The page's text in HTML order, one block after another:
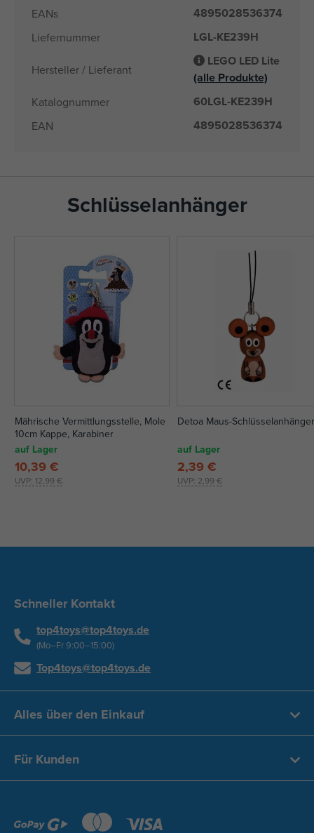
EANs 4895028536374
Liefernummer LGL-KE239H
Hersteller / Lieferant
LEGO LED Lite
(alle Produkte)
Katalognummer 60LGL-KE239H
EAN 4895028536374
Schlüsselanhänger
Mährische Vermittlungsstelle, Mole
10cm Kappe, Karabiner
auf Lager
UVP: 12,99 €
10,39 €
Detoa Maus-
auf Lager
UVP: 2,99 €
2,39 €
Schneller Kontakt
top4toys@top4toys.de
(Mo–Fr 9:00–15:00)
Top4toys@top4toys.de
Alles über den Einkauf
Für Kunden